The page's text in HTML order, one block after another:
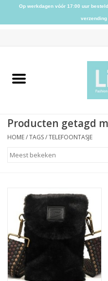
Home
Schoenen
Accessoires
Home deco
SALE
Producten getagd
HOME/TAGS/TELEFOONTASJE
Op werkdagen vóór 17:00 uur
verzending